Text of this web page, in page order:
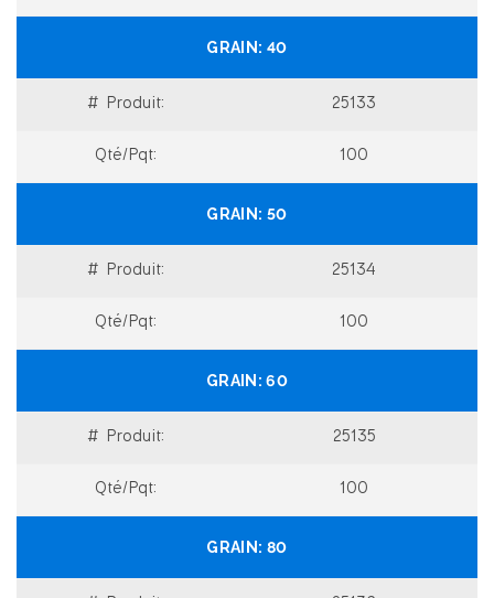
40
25133
100
50
25134
100
60
25135
100
80